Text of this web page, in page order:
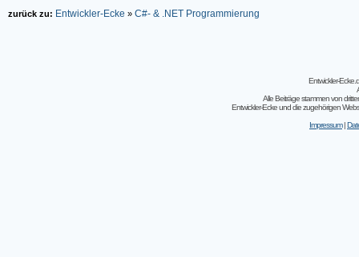
zurück zu: Entwickler-Ecke » C#- & .NET Programmierung
Entwickler-
Alle Beiträge stammen von
Entwickler-Ecke und die zugehörigen
Impressum|